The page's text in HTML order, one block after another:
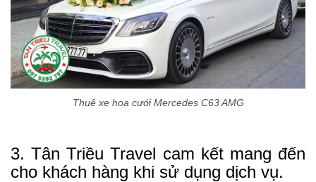
Thuê xe hoa cưới Mercedes C63 AMG
3. Tân Triều Travel cam kết mang đến
cho khách hàng khi sử dụng dịch vụ.